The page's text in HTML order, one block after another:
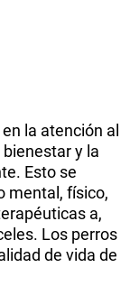
la atención al
y la
Esto se
mental, físico,
a,
Los perros
de vida de